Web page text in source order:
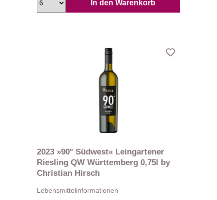
In den Warenkorb
2023 »90° Südwest« Leingartener
Riesling QW Württemberg 0,75l by
Christian Hirsch
Lebensmittelinformationen